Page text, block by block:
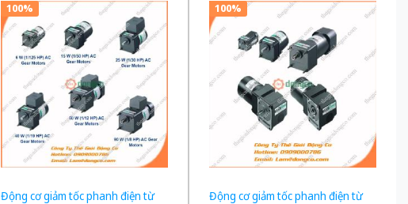
100%
Động cơ giảm tốc phanh điện từ
100%
Động cơ giảm tốc phanh điện từ